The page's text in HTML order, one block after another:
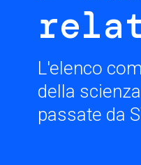
L'elenco
della
passate da